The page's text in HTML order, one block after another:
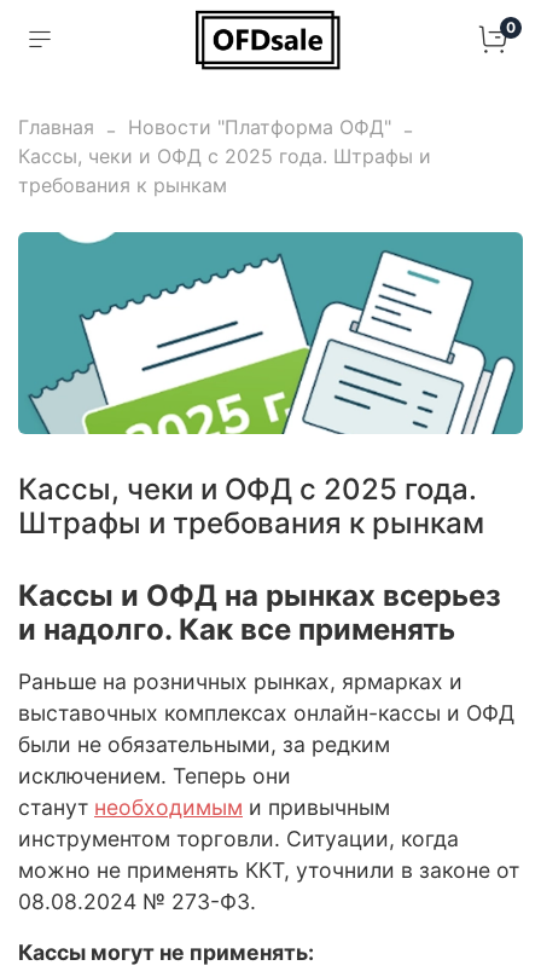
0
Главная
Новости "Платформа ОФД"
Кассы, чеки и ОФД с 2025 года. Штрафы и
требования к рынкам
Кассы, чеки и ОФД с 2025 года.
Штрафы и требования к рынкам
Кассы и ОФД на рынках всерьез
и надолго. Как все применять
Раньше на розничных рынках, ярмарках и
выставочных комплексах онлайн-кассы и ОФД
были не обязательными, за редким
исключением. Теперь они
станут необходимым и привычным
инструментом торговли. Ситуации, когда
можно не применять ККТ, уточнили в законе от
08.08.2024 № 273-ФЗ.
Кассы могут не применять: